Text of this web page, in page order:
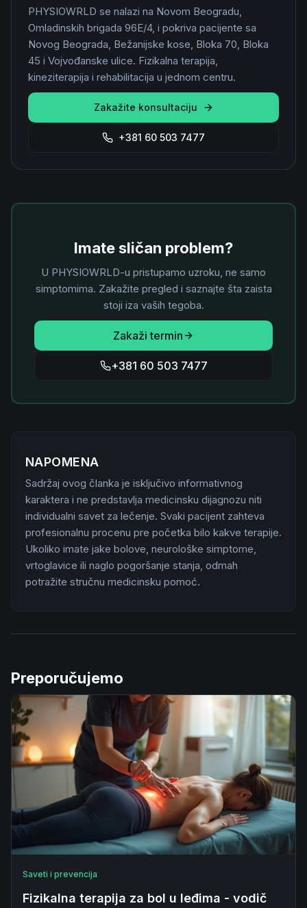
PHYSIOWRLD se nalazi na Novom Beogradu,
Omladinskih brigada 96E/4, i pokriva pacijente sa
Novog Beograda, Bežanijske kose, Bloka 70, Bloka
45 i Vojvođanske ulice. Fizikalna terapija,
kineziterapija i rehabilitacija u jednom centru.
Zakažite konsultaciju
+381 60 503 7477
Imate sličan problem?
U PHYSIOWRLD-u pristupamo uzroku, ne samo
simptomima. Zakažite pregled i saznajte šta zaista
stoji iza vaših tegoba.
Zakaži termin
+381 60 503 7477
NAPOMENA
Sadržaj ovog članka je isključivo informativnog
karaktera i ne predstavlja medicinsku dijagnozu niti
individualni savet za lečenje. Svaki pacijent zahteva
profesionalnu procenu pre početka bilo kakve terapije.
Ukoliko imate jake bolove, neurološke simptome,
vrtoglavice ili naglo pogoršanje stanja, odmah
potražite stručnu medicinsku pomoć.
Preporučujemo
Saveti i prevencija
Fizikalna terapija za bol u leđima - vodič